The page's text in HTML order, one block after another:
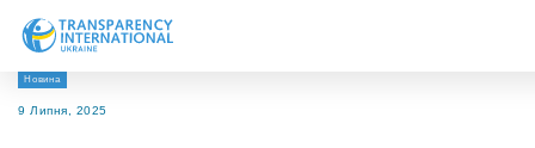
Про нас
Новина
9 Липня, 2025